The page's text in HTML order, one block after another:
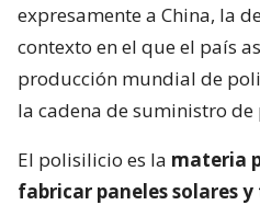
expresamente a China, la
contexto en el que el país
producción mundial de
la cadena de suministro de
El polisilicio es la materia
fabricar paneles solares